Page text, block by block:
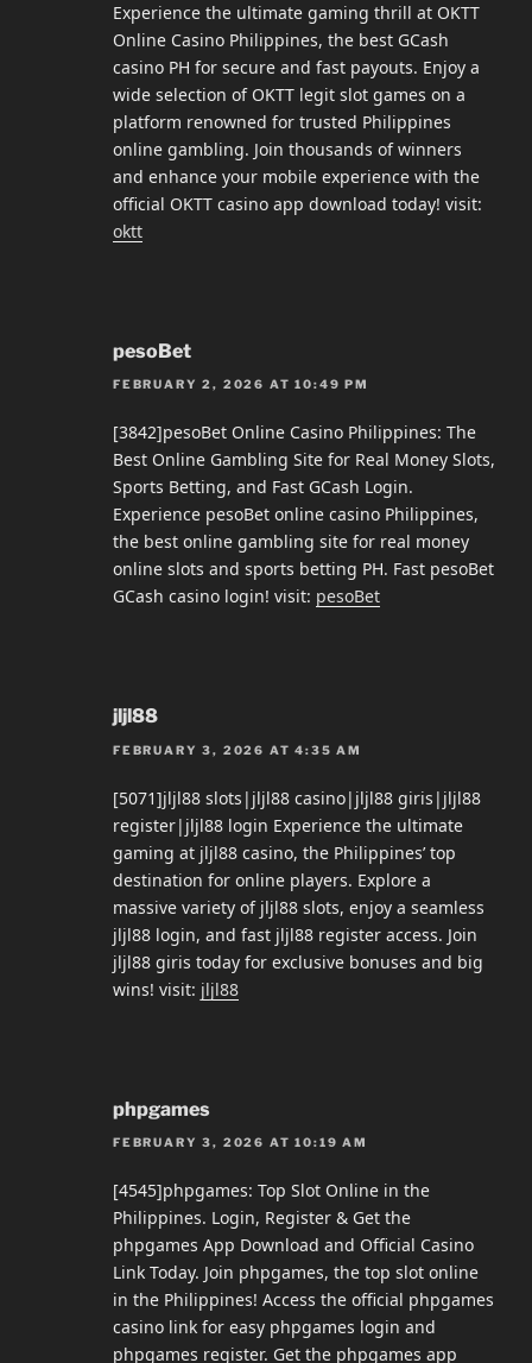
Experience the ultimate gaming thrill at OKTT
Online Casino Philippines, the best GCash
casino PH for secure and fast payouts. Enjoy a
wide selection of OKTT legit slot games on a
platform renowned for trusted Philippines
online gambling. Join thousands of winners
and enhance your mobile experience with the
official OKTT casino app download today! visit:
oktt
pesoBet
FEBRUARY 2, 2026 AT 10:49 PM
[3842]pesoBet Online Casino Philippines: The
Best Online Gambling Site for Real Money Slots,
Sports Betting, and Fast GCash Login.
Experience pesoBet online casino Philippines,
the best online gambling site for real money
online slots and sports betting PH. Fast pesoBet
GCash casino login! visit: pesoBet
jljl88
FEBRUARY 3, 2026 AT 4:35 AM
[5071]jljl88 slots|jljl88 casino|jljl88 giris|jljl88
register|jljl88 login Experience the ultimate
gaming at jljl88 casino, the Philippines’ top
destination for online players. Explore a
massive variety of jljl88 slots, enjoy a seamless
jljl88 login, and fast jljl88 register access. Join
jljl88 giris today for exclusive bonuses and big
wins! visit: jljl88
phpgames
FEBRUARY 3, 2026 AT 10:19 AM
[4545]phpgames: Top Slot Online in the
Philippines. Login, Register & Get the
phpgames App Download and Official Casino
Link Today. Join phpgames, the top slot online
in the Philippines! Access the official phpgames
casino link for easy phpgames login and
phpgames register. Get the phpgames app